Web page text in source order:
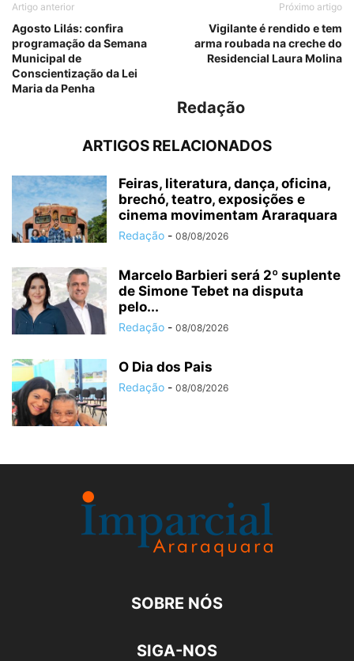
Artigo anterior
Agosto Lilás: confira
programação da Semana
Municipal de
Conscientização da Lei
Maria da Penha
Próximo artigo
Vigilante é rendido e tem
arma roubada na creche do
Residencial Laura Molina
Redação
ARTIGOS RELACIONADOS
Feiras, literatura, dança, oficina,
brechó, teatro, exposições e
cinema movimentam Araraquara
Redação - 08/08/2026
Marcelo Barbieri será 2º suplente
de Simone Tebet na disputa
pelo...
Redação - 08/08/2026
O Dia dos Pais
Redação - 08/08/2026
SOBRE NÓS
SIGA-NOS